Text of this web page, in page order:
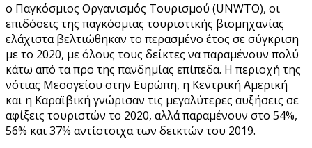
ο Παγκόσμιος Οργανισμός Τουρισμού (UNWTO), οι
επιδόσεις της παγκόσμιας τουριστικής βιομηχανίας
ελάχιστα βελτιώθηκαν το περασμένο έτος σε σύγκριση
με το 2020, με όλους τους δείκτες να παραμένουν πολύ
κάτω από τα προ της πανδημίας επίπεδα. Η περιοχή της
νότιας Μεσογείου στην Ευρώπη, η Κεντρική Αμερική
και η Καραϊβική γνώρισαν τις μεγαλύτερες αυξήσεις σε
αφίξεις τουριστών το 2020, αλλά παραμένουν στο 54%,
56% και 37% αντίστοιχα των δεικτών του 2019.